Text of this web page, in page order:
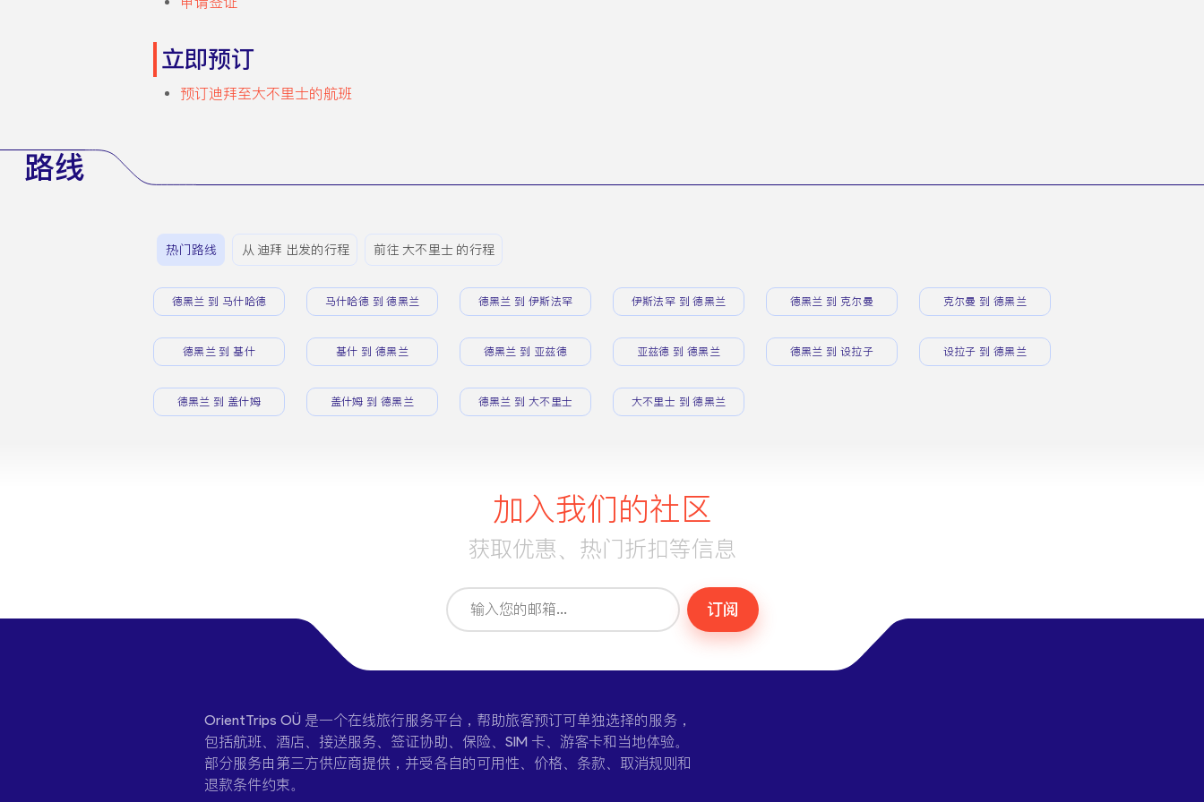
立即预订
预订迪拜至大不里士的航班
路线
热门路线 从 迪拜 出发的行程 前往 大不里士 的行程
德黑兰 到 马什哈德 马什哈德 到 德黑兰 德黑兰 到 伊斯法罕 伊斯法罕 到 德黑兰 德黑兰 到 克尔曼 克尔曼 到 德黑兰
德黑兰 到 基什 基什 到 德黑兰 德黑兰 到 亚兹德 亚兹德 到 德黑兰 德黑兰 到 设拉子 设拉子 到 德黑兰
德黑兰 到 盖什姆 盖什姆 到 德黑兰 德黑兰 到 大不里士 大不里士 到 德黑兰
加入我们的社区
获取优惠、热门折扣等信息
订阅
OrientTrips OÜ 是一个在线旅行服务平台，帮助旅客预订可单独选择的服务，
包括航班、酒店、接送服务、签证协助、保险、SIM 卡、游客卡和当地体验。
部分服务由第三方供应商提供，并受各自的可用性、价格、条款、取消规则和
退款条件约束。